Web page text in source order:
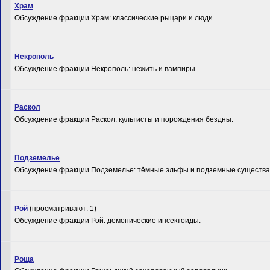
Храм
Обсуждение фракции Храм: классические рыцари и люди.
Некрополь
Обсуждение фракции Некрополь: нежить и вампиры.
Раскол
Обсуждение фракции Раскол: культисты и порождения бездны.
Подземелье
Обсуждение фракции Подземелье: тёмные эльфы и подземные
Рой (просматривают: 1)
Обсуждение фракции Рой: демонические инсектоиды.
Роща